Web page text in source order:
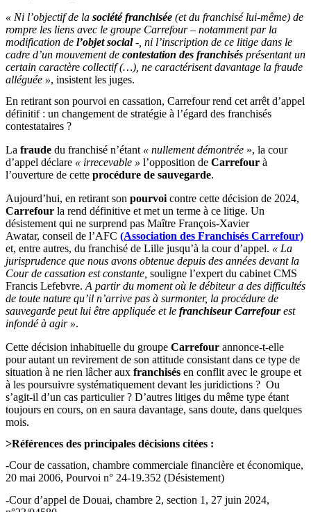
« Ni l’objectif de la société franchisée (et du franchisé lui-même) de
rompre les liens avec le groupe Carrefour – notamment par la
modification de l’objet social-, ni l’inscription de ce litige dans le
cadre d’un mouvement de contestation des franchisés présentant un
certain caractère collectif (…), ne caractérisent davantage la fraude
alléguée », insistent les juges.
En retirant son pourvoi en cassation, Carrefour rend cet arrêt d’appel
définitif : un changement de stratégie à l’égard des franchisés
contestataires ?
La fraude du franchisé n’étant « nullement démontrée », la cour
d’appel déclare « irrecevable » l’opposition de Carrefour à
l’ouverture de cette procédure de sauvegarde.
Aujourd’hui, en retirant son pourvoi contre cette décision de 2024,
Carrefour la rend définitive et met un terme à ce litige. Un
désistement qui ne surprend pas Maître François-Xavier
Awatar, conseil de l’AFC (Association des Franchisés Carrefour)
et, entre autres, du franchisé de Lille jusqu’à la cour d’appel. « La
jurisprudence que nous avons obtenue depuis des années devant la
Cour de cassation est constante, souligne l’expert du cabinet CMS
Francis Lefebvre. A partir du moment où le débiteur a des difficultés
de toute nature qu’il n’arrive pas à surmonter, la procédure de
sauvegarde peut lui être appliquée et le franchiseur Carrefourest
infondé à agir ».
Cette décision inhabituelle du groupe Carrefour annonce-t-elle
pour autant un revirement de son attitude consistant dans ce type de
situation à ne rien lâcher aux franchisés en conflit avec le groupe et
à les poursuivre systématiquement devant les juridictions ? Ou
s’agit-il d’un cas particulier ? D’autres litiges du même type étant
toujours en cours, on en saura davantage, sans doute, dans quelques
mois.
>Références des principales décisions citées :
-Cour de cassation, chambre commerciale financière et économique,
20 mai 2006, Pourvoi n° 24-19.352 (Désistement)
-Cour d’appel de Douai, chambre 2, section 1, 27 juin 2024,